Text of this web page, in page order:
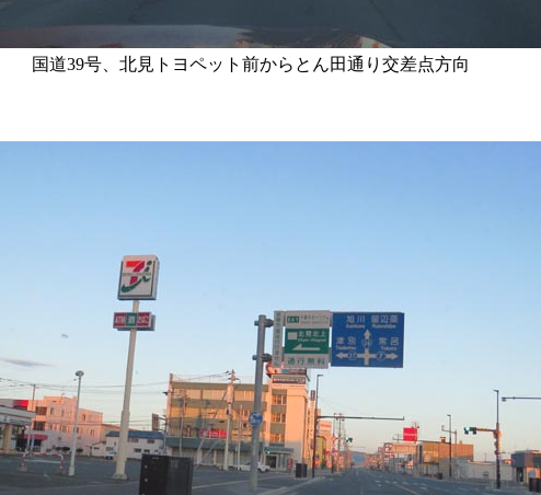
国道39号、北見トヨペット前からとん田通り交差点方向